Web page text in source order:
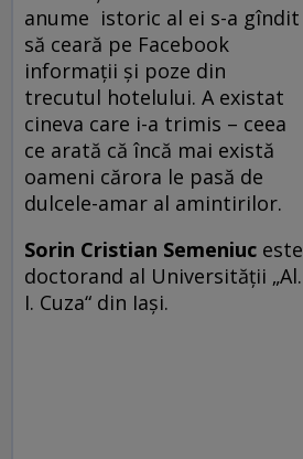
anume istoric al ei s-a gîndit
să ceară pe Facebook
informaţii şi poze din
trecutul hotelului. A existat
cineva care i-a trimis – ceea
ce arată că încă mai există
oameni cărora le pasă de
dulcele-amar al amintirilor.
Sorin Cristian Semeniuc este
doctorand al Universităţii „Al.
I. Cuza“ din Iaşi.